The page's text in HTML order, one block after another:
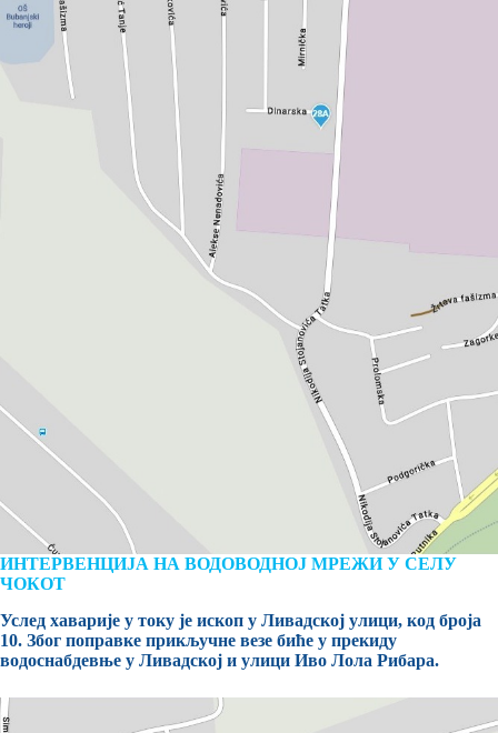
ИНТЕРВЕНЦИЈА НА ВОДОВОДНОЈ МРЕЖИ У СЕЛУ
ЧОКОТ
Услед хаварије у току је ископ у Ливадској улици, код броја
10. Због поправке прикључне везе биће у прекиду
водоснабдевње у Ливадској и улици Иво Лола Рибара.